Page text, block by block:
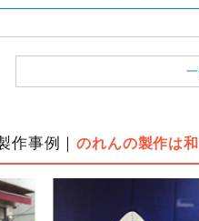
作事例｜のれんの製作は